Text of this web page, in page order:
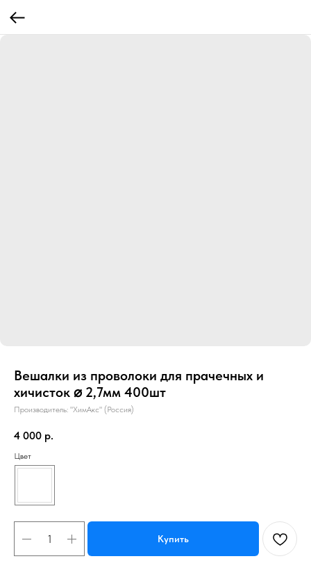
Вешалки из проволоки для прачечных и
хичисток ⌀ 2,7мм 400шт
Производитель: "ХимАкс" (Россия)
4 000 р.
Цвет
Купить